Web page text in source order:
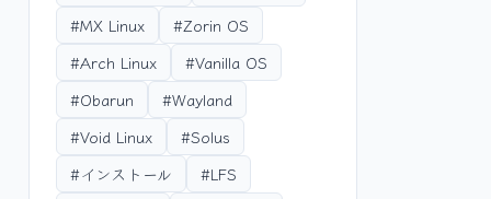
#MX Linux
#Zorin OS
#Arch Linux
#Vanilla OS
#Obarun
#Wayland
#Void Linux
#Solus
#インストール
#LFS